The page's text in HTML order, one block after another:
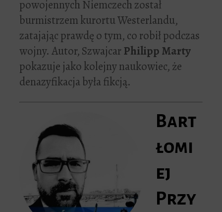
powojennych Niemczech został
burmistrzem kurortu Westerlandu,
zatajając prawdę o tym, co robił podczas
wojny. Autor, SzwajcarPhilipp Marty
pokazuje jako kolejny naukowiec, że
denazyfikacja była fikcją.
Bart
łomi
ej
Przy